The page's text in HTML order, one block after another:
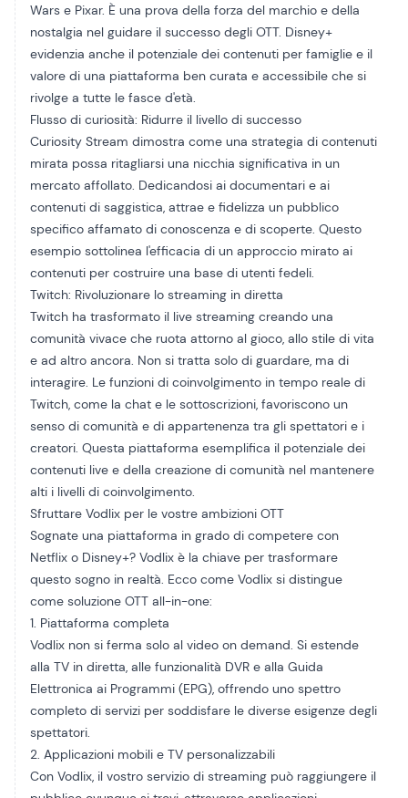
Wars e Pixar. È una prova della forza del marchio e della
nostalgia nel guidare il successo degli OTT. Disney+
evidenzia anche il potenziale dei contenuti per famiglie e il
valore di una piattaforma ben curata e accessibile che si
rivolge a tutte le fasce d'età.
Flusso di curiosità: Ridurre il livello di successo
Curiosity Stream dimostra come una strategia di contenuti
mirata possa ritagliarsi una nicchia significativa in un
mercato affollato. Dedicandosi ai documentari e ai
contenuti di saggistica, attrae e fidelizza un pubblico
specifico affamato di conoscenza e di scoperte. Questo
esempio sottolinea l'efficacia di un approccio mirato ai
contenuti per costruire una base di utenti fedeli.
Twitch: Rivoluzionare lo streaming in diretta
Twitch ha trasformato il live streaming creando una
comunità vivace che ruota attorno al gioco, allo stile di vita
e ad altro ancora. Non si tratta solo di guardare, ma di
interagire. Le funzioni di coinvolgimento in tempo reale di
Twitch, come la chat e le sottoscrizioni, favoriscono un
senso di comunità e di appartenenza tra gli spettatori e i
creatori. Questa piattaforma esemplifica il potenziale dei
contenuti live e della creazione di comunità nel mantenere
alti i livelli di coinvolgimento.
Sfruttare Vodlix per le vostre ambizioni OTT
Sognate una piattaforma in grado di competere con
Netflix o Disney+? Vodlix è la chiave per trasformare
questo sogno in realtà. Ecco come Vodlix si distingue
come soluzione OTT all-in-one:
1. Piattaforma completa
Vodlix non si ferma solo al video on demand. Si estende
alla TV in diretta, alle funzionalità DVR e alla Guida
Elettronica ai Programmi (EPG), offrendo uno spettro
completo di servizi per soddisfare le diverse esigenze degli
spettatori.
2. Applicazioni mobili e TV personalizzabili
Con Vodlix, il vostro servizio di streaming può raggiungere il